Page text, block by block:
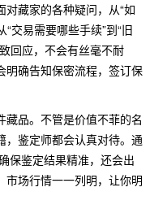
藏家的各种疑问，从“如
“交易需要哪些手续”到“旧
回应，不会有丝毫不耐
明确告知保密流程，签订保
藏品。不管是价值不菲的名
，鉴定师都会认真对待。通
保鉴定结果精准，还会出
市场行情一一列明，让你明